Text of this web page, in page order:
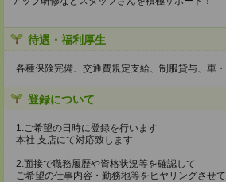
待遇・福利厚生
各種保険完備、交通費規定支給、制服貸与、車
登録について
1.ご希望の日時に登録を行います
本社 支店にて対応致します
2.面接で職務履歴や資格状況等を確認して
ご希望の仕事内容・勤務地等をヒヤリングさせ